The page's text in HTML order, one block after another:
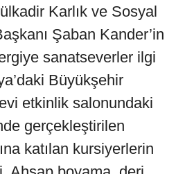
Karlık ve Sosyal
Şaban Kander’in
sanatseverler ilgi
Büyükşehir
etkinlik salonundaki
gerçekleştirilen
katılan kursiyerlerin